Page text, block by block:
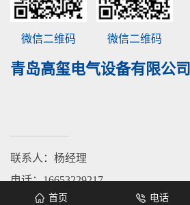
微信二维码 微信二维码
青岛高玺电气设备有限公司
联系人：杨经理
电话：16653229217
邮箱：qdsd128@126.com
首页 电话